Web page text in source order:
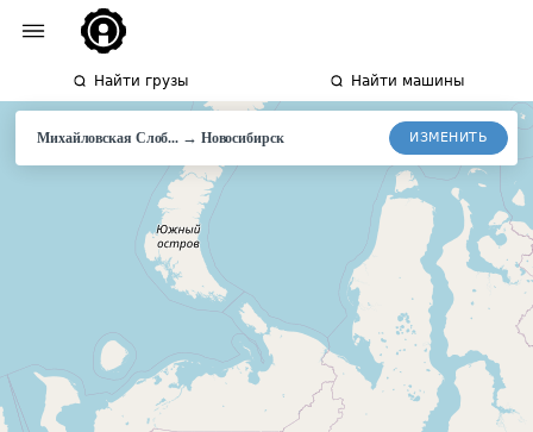
Найти грузы Найти машины
Михайловская Слоб... → Новосибирск ИЗМЕНИТЬ